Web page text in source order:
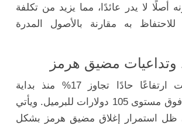
أصلًا لا يدر عائدًا، مما يزيد من تكلفة
للاحتفاظ به مقارنة بالأصول المدرة
وتداعيات مضيق هرمز
سجل خام برنت ارتفاعًا حادًا تجاوز 17% منذ بداية
الأسبوع، ليصعد فوق مستوى 105 دولارات للبرميل. ويأتي
ظل استمرار إغلاق مضيق هرمز بشكل